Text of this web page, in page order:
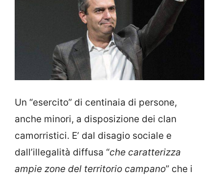
Un “esercito” di centinaia di persone,
anche minori, a disposizione dei clan
camorristici. E’ dal disagio sociale e
dall’illegalità diffusa “che caratterizza
ampie zone del territorio campano” che i